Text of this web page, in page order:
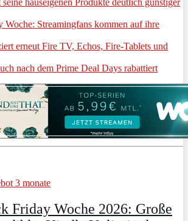
hauseigenen Produkte deutlich günstiger
Woche: Streamingfans kommen auf ihre
erneut Fire TV, Echos, Fire-Tablets und
nach dem Prime Deal Days rabattiert
Friday Woche 2026: Große